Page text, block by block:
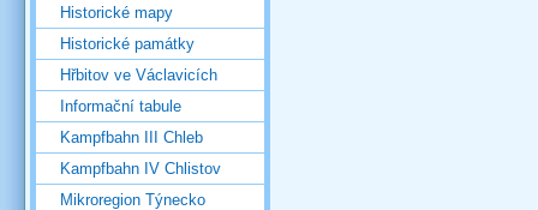
Historické mapy
Historické památky
Hřbitov ve Václavicích
Informační tabule
Kampfbahn III Chleb
Kampfbahn IV Chlistov
Mikroregion Týnecko